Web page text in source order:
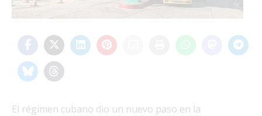
El régimen cubano dio un nuevo paso en la